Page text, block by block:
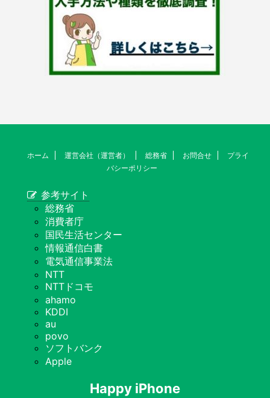
ホーム 運営会社（運営者） 総務省 お問合せ
プライ
バシーポリシー
参考サイト
総務省
消費者庁
国民生活センター
情報通信白書
電気通信事業法
NTT
NTTドコモ
ahamo
KDDI
au
povo
ソフトバンク
Apple
Happy iPhone